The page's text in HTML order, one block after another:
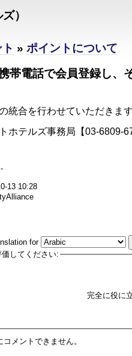
）
» ポイントについて
帯電話で会員登録し、
統合を行わせていただき
ホテルズ事務局【03-6809-
-
13 10:28
for
価してください:
完全に役に
メントできません。